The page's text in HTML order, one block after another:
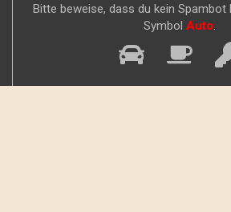
Bitte beweise, dass du kein Spambot
Symbol Auto.